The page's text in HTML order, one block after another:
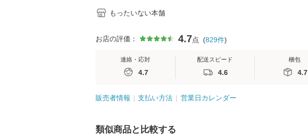
もったいない本舗
お店の評価： 4.7点 (829件)
連絡・応対
4.7
配送スピード
4.6
梱包
4.7
販売者情報 支払い方法 営業日カレンダー
類似商品と比較する